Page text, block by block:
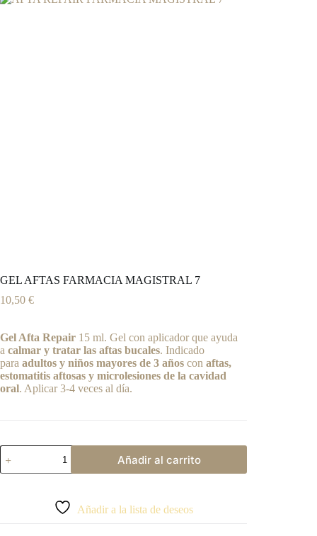
GEL AFTAS FARMACIA MAGISTRAL 7
10,50 €
Gel Afta Repair 15 ml. Gel con aplicador que ayuda
a calmar y tratar las aftas bucales. Indicado
para adultos y niños mayores de 3 años con aftas,
estomatitis aftosas y microlesiones de la cavidad
oral. Aplicar 3-4 veces al día.
GEL
AFTAS
FARMACIA
Añadir al carrito
Añadir a la lista de deseos